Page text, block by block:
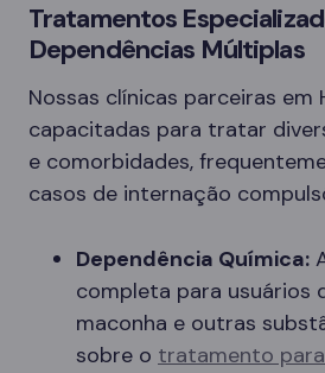
Tratamentos
Dependências Múltiplas
Nossas clínicas parceiras em
capacitadas para tratar
e comorbidades,
casos de internação
Dependência Química:
completa para usuários
maconha e outras
sobre o tratamento